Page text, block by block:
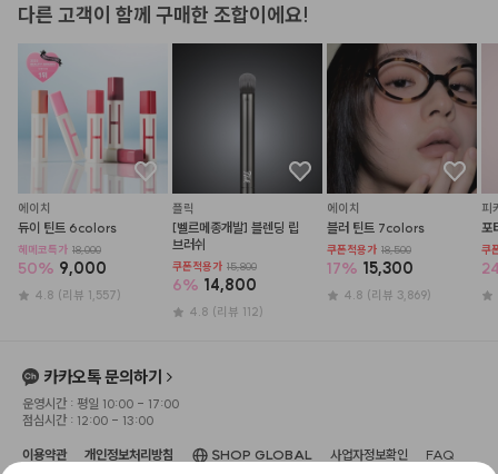
다른 고객이 함께 구매한 조합이에요!
에이치
듀이 틴트 6colors
헤메코특가 18,000
50% 9,000
4.8 (리뷰 1,557)
플릭
[벨르메종개발] 블렌딩 립
브러쉬
쿠폰적용가 15,800
6% 14,800
4.8 (리뷰 112)
에이치
블러 틴트 7colors
쿠폰적용가 18,500
17% 15,300
4.8 (리뷰 3,869)
피
포
쿠
카카오톡 문의하기
운영시간 : 평일 10:00 - 17:00
점심시간 : 12:00 - 13:00
이용약관 개인정보처리방침 SHOP GLOBAL 사업자정보확인 FAQ